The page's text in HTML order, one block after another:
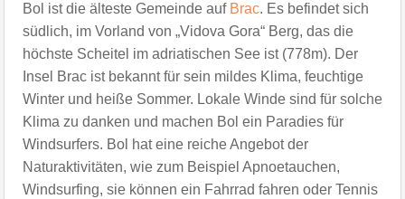
Bol ist die älteste Gemeinde auf Brac. Es befindet sich
südlich, im Vorland von „Vidova Gora“ Berg, das die
höchste Scheitel im adriatischen See ist (778m). Der
Insel Brac ist bekannt für sein mildes Klima, feuchtige
Winter und heiße Sommer. Lokale Winde sind für solche
Klima zu danken und machen Bol ein Paradies für
Windsurfers. Bol hat eine reiche Angebot der
Naturaktivitäten, wie zum Beispiel Apnoetauchen,
Windsurfing, sie können ein Fahrrad fahren oder Tennis